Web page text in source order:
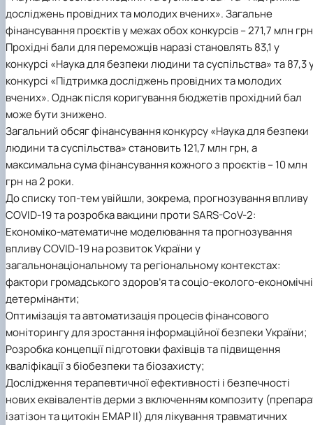
досліджень провідних та молодих вчених». Загальне
фінансування проєктів у межах обох конкурсів – 271,7 млн
Прохідні бали для переможців наразі становлять 83,1 у
конкурсі «Наука для безпеки людини та суспільства» та 87,3
конкурсі «Підтримка досліджень провідних та молодих
вчених». Однак після коригування бюджетів прохідний бал
може бути знижено.
Загальний обсяг фінансування конкурсу «Наука для безпеки
людини та суспільства» становить 121,7 млн грн, а
максимальна сума фінансування кожного з проєктів – 10 млн
грн на 2 роки.
До списку топ-тем увійшли, зокрема, прогнозування впливу
COVID-19 та розробка вакцини проти SARS-CoV-2:
Економіко-математичне моделювання та прогнозування
впливу COVID-19 на розвиток України у
загальнонаціональному та регіональному контекстах:
фактори громадського здоров’я та соціо-еколого-економічні
детермінанти;
Оптимізація та автоматизація процесів фінансового
моніторингу для зростання інформаційної безпеки України;
Розробка концепції підготовки фахівців та підвищення
кваліфікації з біобезпеки та біозахисту;
Дослідження терапевтичної ефективності і безпечності
нових еквівалентів дерми з включенням композиту
ізатізон та цитокін EMAP II) для лікування травматичних